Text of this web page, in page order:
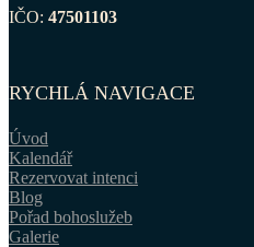
IČO: 47501103
RYCHLÁ NAVIGACE
Úvod
Kalendář
Rezervovat intenci
Blog
Pořad bohoslužeb
Galerie